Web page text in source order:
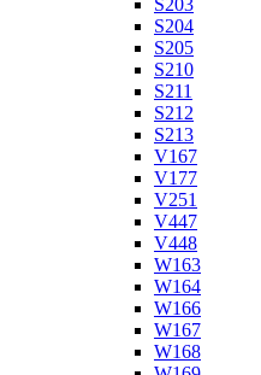
S203
S204
S205
S210
S211
S212
S213
V167
V177
V251
V447
V448
W163
W164
W166
W167
W168